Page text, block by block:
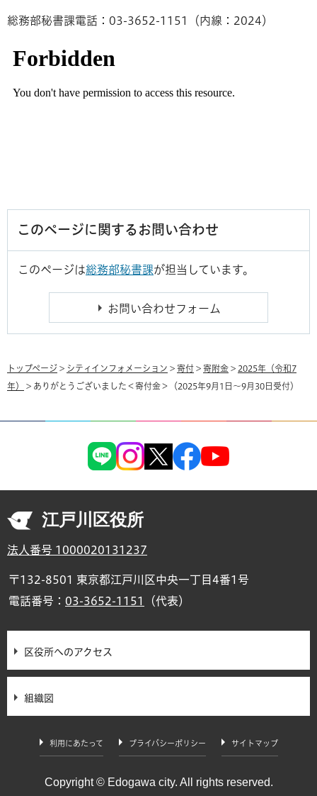
総務部秘書課電話：03-3652-1151（内線：2024）
このページに関するお問い合わせ
このページは総務部秘書課が担当しています。
トップページ > シティインフォメーション > 寄付 > 寄附金 > 2025年（令和7
年） > ありがとうございました＜寄付金＞（2025年9月1日～9月30日受付）
江戸川区役所
法人番号 1000020131237
〒132-8501 東京都江戸川区中央一丁目4番1号
電話番号： 03-3652-1151 （代表）
区役所へのアクセス
組織図
利用にあたって プライバシーポリシー サイトマップ
Copyright © Edogawa city. All rights reserved.